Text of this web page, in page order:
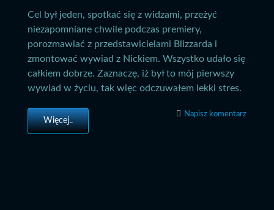
Cel był jeden, spotkać się z widzami, przeżyć
niezapomniane chwile podczas premiery,
porozmawiać z przedstawicielami Blizzarda i
zmontować wywiad z Nickiem. Wszystko udało się
całkiem dobrze. Zaznaczę, iż był to mój pierwszy
wywiad w życiu, tak więc odczuwałem lekki stres.
Więcej..
Napisz komentarz